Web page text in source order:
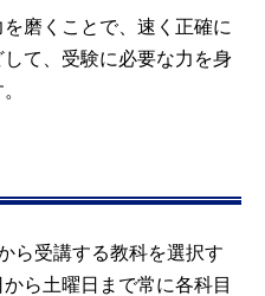
磨くことで、速く正確に
て、受験に必要な力を身
ら受講する教科を選択す
ら土曜日まで常に各科目